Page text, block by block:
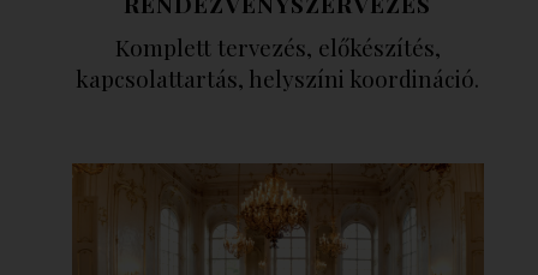
Komplett tervezés, előkészítés,
kapcsolattartás, helyszíni koordináció.